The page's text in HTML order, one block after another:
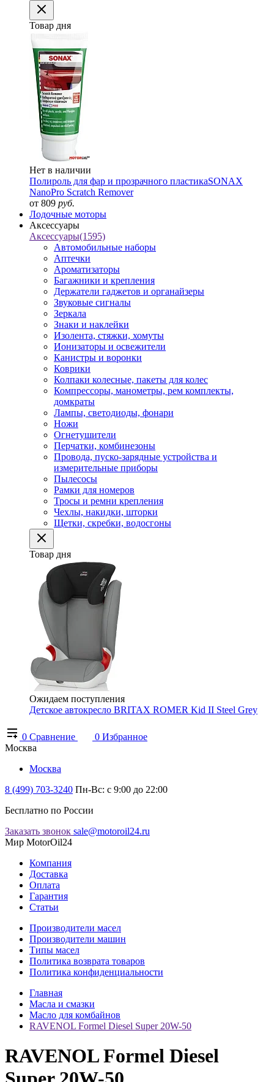
Товар дня
Нет в наличии
Полироль для фар и прозрачного пластикаSONAX
NanoPro Scratch Remover
от 809 руб.
Лодочные моторы
Аксессуары
Аксессуары(1595)
Автомобильные наборы
Аптечки
Ароматизаторы
Багажники и крепления
Держатели гаджетов и органайзеры
Звуковые сигналы
Зеркала
Знаки и наклейки
Изолента, стяжки, хомуты
Ионизаторы и освежители
Канистры и воронки
Коврики
Колпаки колесные, пакеты для колес
Компрессоры, манометры, рем комплекты,
домкраты
Лампы, светодиоды, фонари
Ножи
Огнетушители
Перчатки, комбинезоны
Провода, пуско-зарядные устройства и
измерительные приборы
Пылесосы
Рамки для номеров
Тросы и ремни крепления
Чехлы, накидки, шторки
Щетки, скребки, водосгоны
Товар дня
Ожидаем поступления
Детское автокресло BRITAX ROMER Kid II Steel Grey
0 Сравнение 0 Избранное
Москва
Москва
8 (499) 703-3240 Пн-Вс: с 9:00 до 22:00
Бесплатно по России
Заказать звонок sale@motoroil24.ru
Мир MotorOil24
Компания
Доставка
Оплата
Гарантия
Статьи
Производители масел
Производители машин
Типы масел
Политика возврата товаров
Политика конфиденциальности
Главная
Масла и смазки
Масло для комбайнов
RAVENOL Formel Diesel Super 20W-50
RAVENOL Formel Diesel